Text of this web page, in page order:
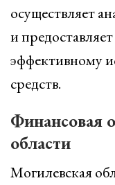
осуществляет
и
эффективному
средств.
Финансовая
области
Могилевская